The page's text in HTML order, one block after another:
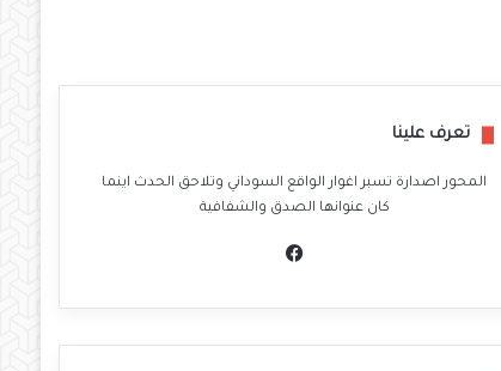
تعرف علينا
المحور اصدارة تسبر اغوار الواقع السوداني وتلاحق الحدث اينما
كان عنوانها الصدق والشفافية
وك